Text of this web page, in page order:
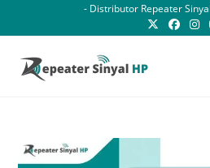
- Distributor Repeater